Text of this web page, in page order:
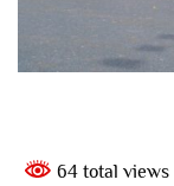
64 total views